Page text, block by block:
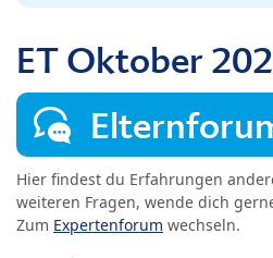
ET Oktober
Hier findest du Erfahrungen
weiteren Fragen, wende dich
Zum Expertenforum wechseln.